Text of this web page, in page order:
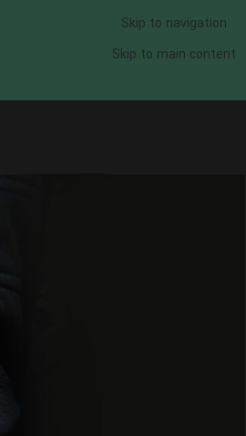
Skip to navigation
Skip to main content
لحظه تحویل سال ۱۴۰۵ چه زمانی است؟ بررسی ساعت دقیق، نماد سال